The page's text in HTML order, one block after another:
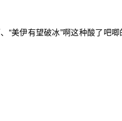
“美伊有望破冰”啊这种酸了吧